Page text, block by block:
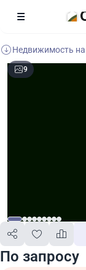
Недвижимость
9
По запросу